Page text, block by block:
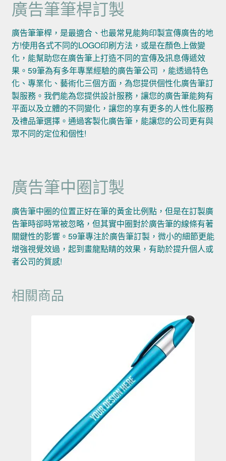
廣告筆筆桿訂製
廣告筆筆桿，是最適合、也最常見能夠印製宣傳廣告的地
方!使用各式不同的LOGO印刷方法，或是在顏色上做變
化，能幫助您在廣告筆上打造不同的宣傳及訊息傳遞效
果。59筆為有多年專業經驗的廣告筆公司 ，能透過特色
化、專業化、藝術化三個方面，為您提供個性化廣告筆訂
製服務。我們能為您提供設計服務，讓您的廣告筆能夠有
平面以及立體的不同變化，讓您的享有更多的人性化服務
及禮品筆選擇。通過客製化廣告筆，能讓您的公司更有與
眾不同的定位和個性!
廣告筆中圈訂製
廣告筆中圈的位置正好在筆的黃金比例點，但是在訂製廣
告筆時卻時常被忽略，但其實中圈對於廣告筆的線條有著
關鍵性的影響。59筆專注於廣告筆訂製，微小的細節更能
增強視覺效過，起到畫龍點睛的效果，有助於提升個人或
者公司的質感!
相關商品